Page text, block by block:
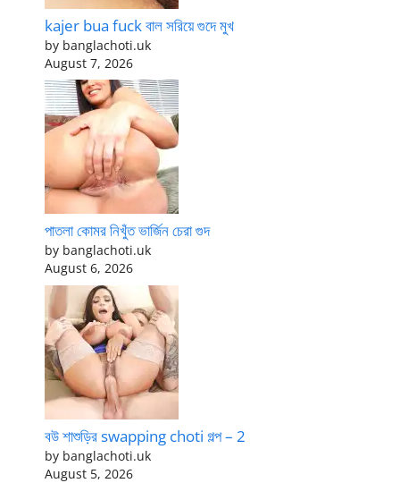
kajer bua fuck বাল সরিয়ে গুদে মুখ
by banglachoti.uk
August 7, 2026
পাতলা কোমর নিখুঁত ভার্জিন চেরা গুদ
by banglachoti.uk
August 6, 2026
বউ শাশুড়ির swapping choti গল্প – 2
by banglachoti.uk
August 5, 2026